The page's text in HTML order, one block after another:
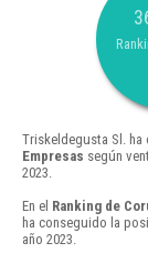
Triskeldegusta Sl. ha
Empresas según
2023.
En el Ranking de
ha conseguido la
año 2023.